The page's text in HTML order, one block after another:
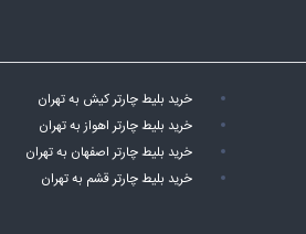
خرید بلیط چارتر کیش به تهران
خرید بلیط چارتر اهواز به تهران
خرید بلیط چارتر اصفهان به تهران
خرید بلیط چارتر قشم به تهران